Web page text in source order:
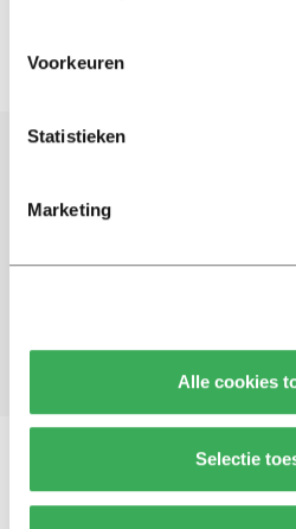
Voorkeuren
Statistieken
Marketing
Alle cookies
Selectie
Blijf op de hoogte. Meld je
Vragen, opmerkingen of